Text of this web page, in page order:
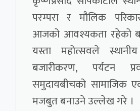
परम्परा र मौलिक
आजको आवश्यकता रहेको
यस्ता महोत्सवले
बजारीकरण, पर्यटन
समुदायबीचको सामाजिक
मजबुत बनाउने उल्लेख गरे ।